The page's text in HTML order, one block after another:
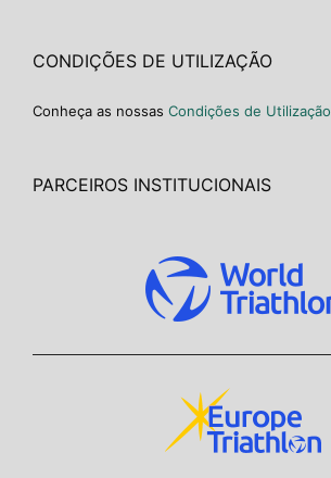
CONDIÇÕES DE UTILIZAÇÃO
Conheça as nossas Condições de Utilização
PARCEIROS INSTITUCIONAIS